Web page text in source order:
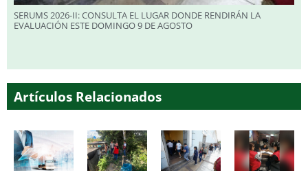
SERUMS 2026-II: CONSULTA EL LUGAR DONDE RENDIRÁN LA
EVALUACIÓN ESTE DOMINGO 9 DE AGOSTO
Artículos Relacionados